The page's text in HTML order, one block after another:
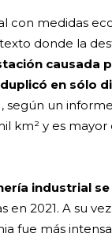
con medidas
donde la
causada
en sólo
según un
km² y es
industrial
en 2021. A su
fue más